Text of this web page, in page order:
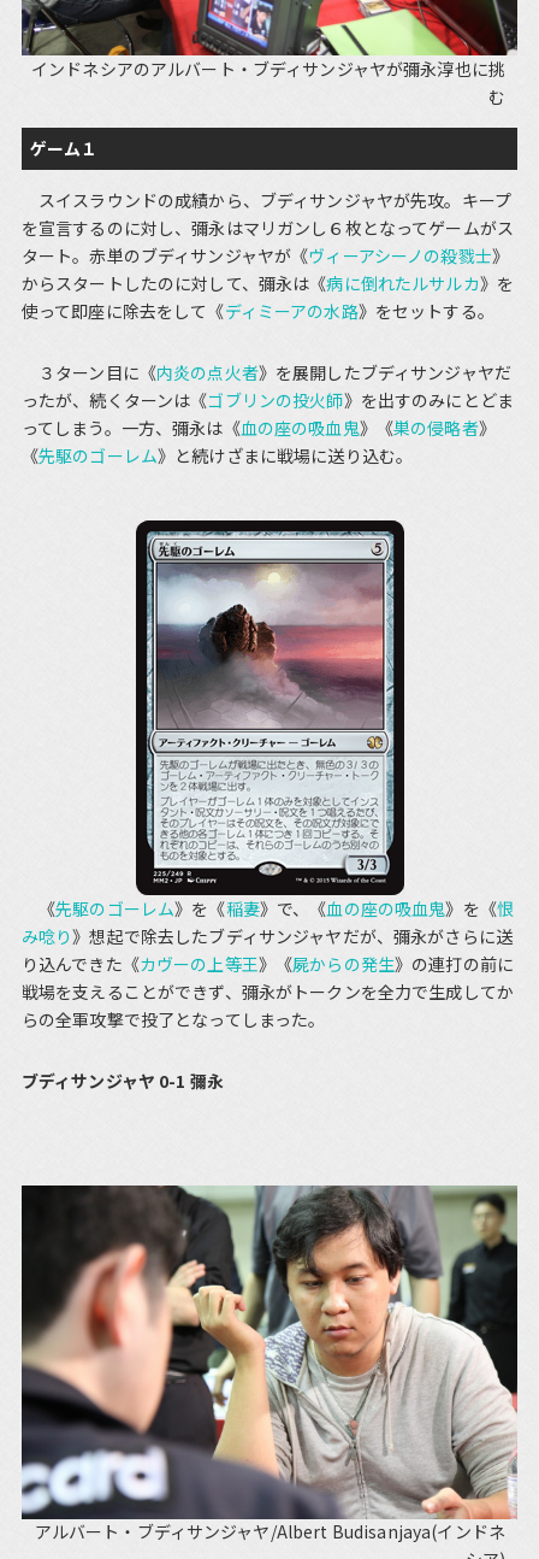
インドネシアのアルバート・ブディサンジャヤが彌永淳也に挑
む
ゲーム１
スイスラウンドの成績から、ブディサンジャヤが先攻。キープ
を宣言するのに対し、彌永はマリガンし６枚となってゲームがス
タート。赤単のブディサンジャヤが《ヴィーアシーノの殺戮士》
からスタートしたのに対して、彌永は《病に倒れたルサルカ》を
使って即座に除去をして《ディミーアの水路》をセットする。
３ターン目に《内炎の点火者》を展開したブディサンジャヤだ
ったが、続くターンは《ゴブリンの投火師》を出すのみにとどま
ってしまう。一方、彌永は《血の座の吸血鬼》《巣の侵略者》
《先駆のゴーレム》と続けざまに戦場に送り込む。
《先駆のゴーレム》を《稲妻》で、《血の座の吸血鬼》を《恨
み唸り》想起で除去したブディサンジャヤだが、彌永がさらに送
り込んできた《カヴーの上等王》《屍からの発生》の連打の前に
戦場を支えることができず、彌永がトークンを全力で生成してか
らの全軍攻撃で投了となってしまった。
ブディサンジャヤ 0-1 彌永
アルバート・ブディサンジャヤ/Albert Budisanjaya(インドネ